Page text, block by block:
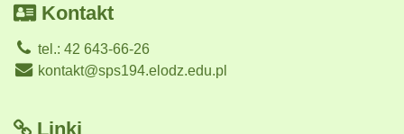
Kontakt
tel.: 42 643-66-26
kontakt@sps194.elodz.edu.pl
Linki